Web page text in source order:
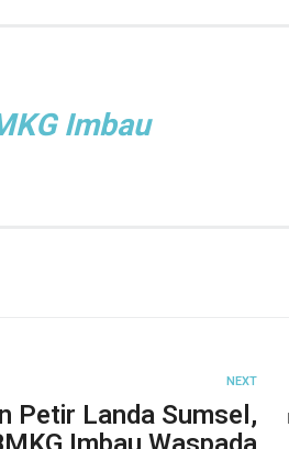
Imbau
NEXT
Petir Landa Sumsel,